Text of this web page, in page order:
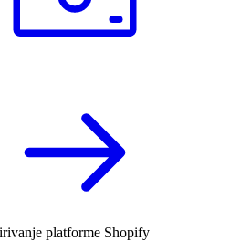
platforme Shopify